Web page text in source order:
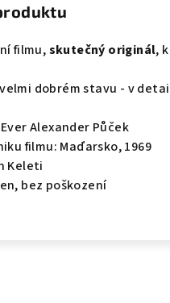
filmu,skutečný originál,
dobrém stavu - v
Alexander Půček
filmu: Maďarsko, 1969
Keleti
bez poškození